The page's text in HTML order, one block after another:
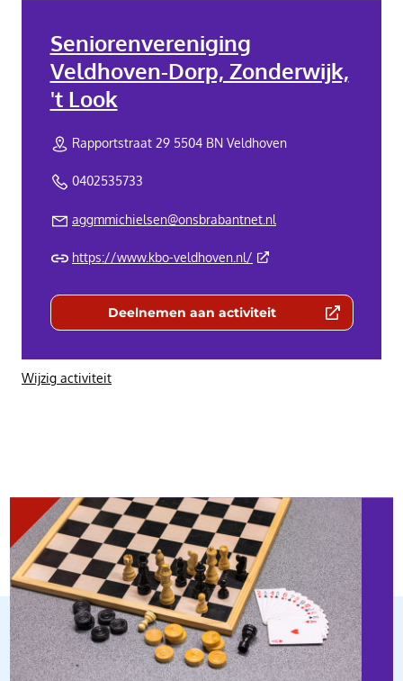
Seniorenvereniging
Veldhoven-Dorp, Zonderwijk,
't Look
Rapportstraat 29 5504 BN Veldhoven
0402535733
aggmmichielsen@onsbrabantnet.nl
https://www.kbo-veldhoven.nl/ (Deze link gaat naar een
Deelnemen aan activiteit(Deze link gaat naar een externe
Wijzig activiteit